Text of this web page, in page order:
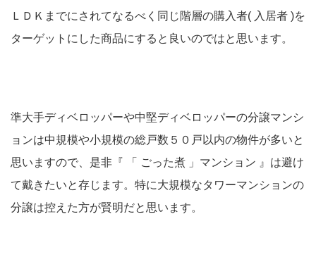
ＬＤＫまでにされてなるべく同じ階層の購入者( 入居者 )を
ターゲットにした商品にすると良いのではと思います。
準大手ディベロッパーや中堅ディベロッパーの分譲マンシ
ョンは中規模や小規模の総戸数５０戸以内の物件が多いと
思いますので、是非『 「 ごった煮 」マンション 』は避け
て戴きたいと存じます。特に大規模なタワーマンションの
分譲は控えた方が賢明だと思います。